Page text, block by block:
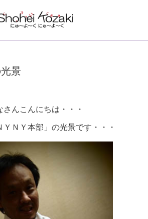
景
さんこんにちは・・・
ＮＹ本部」の光景です・・・